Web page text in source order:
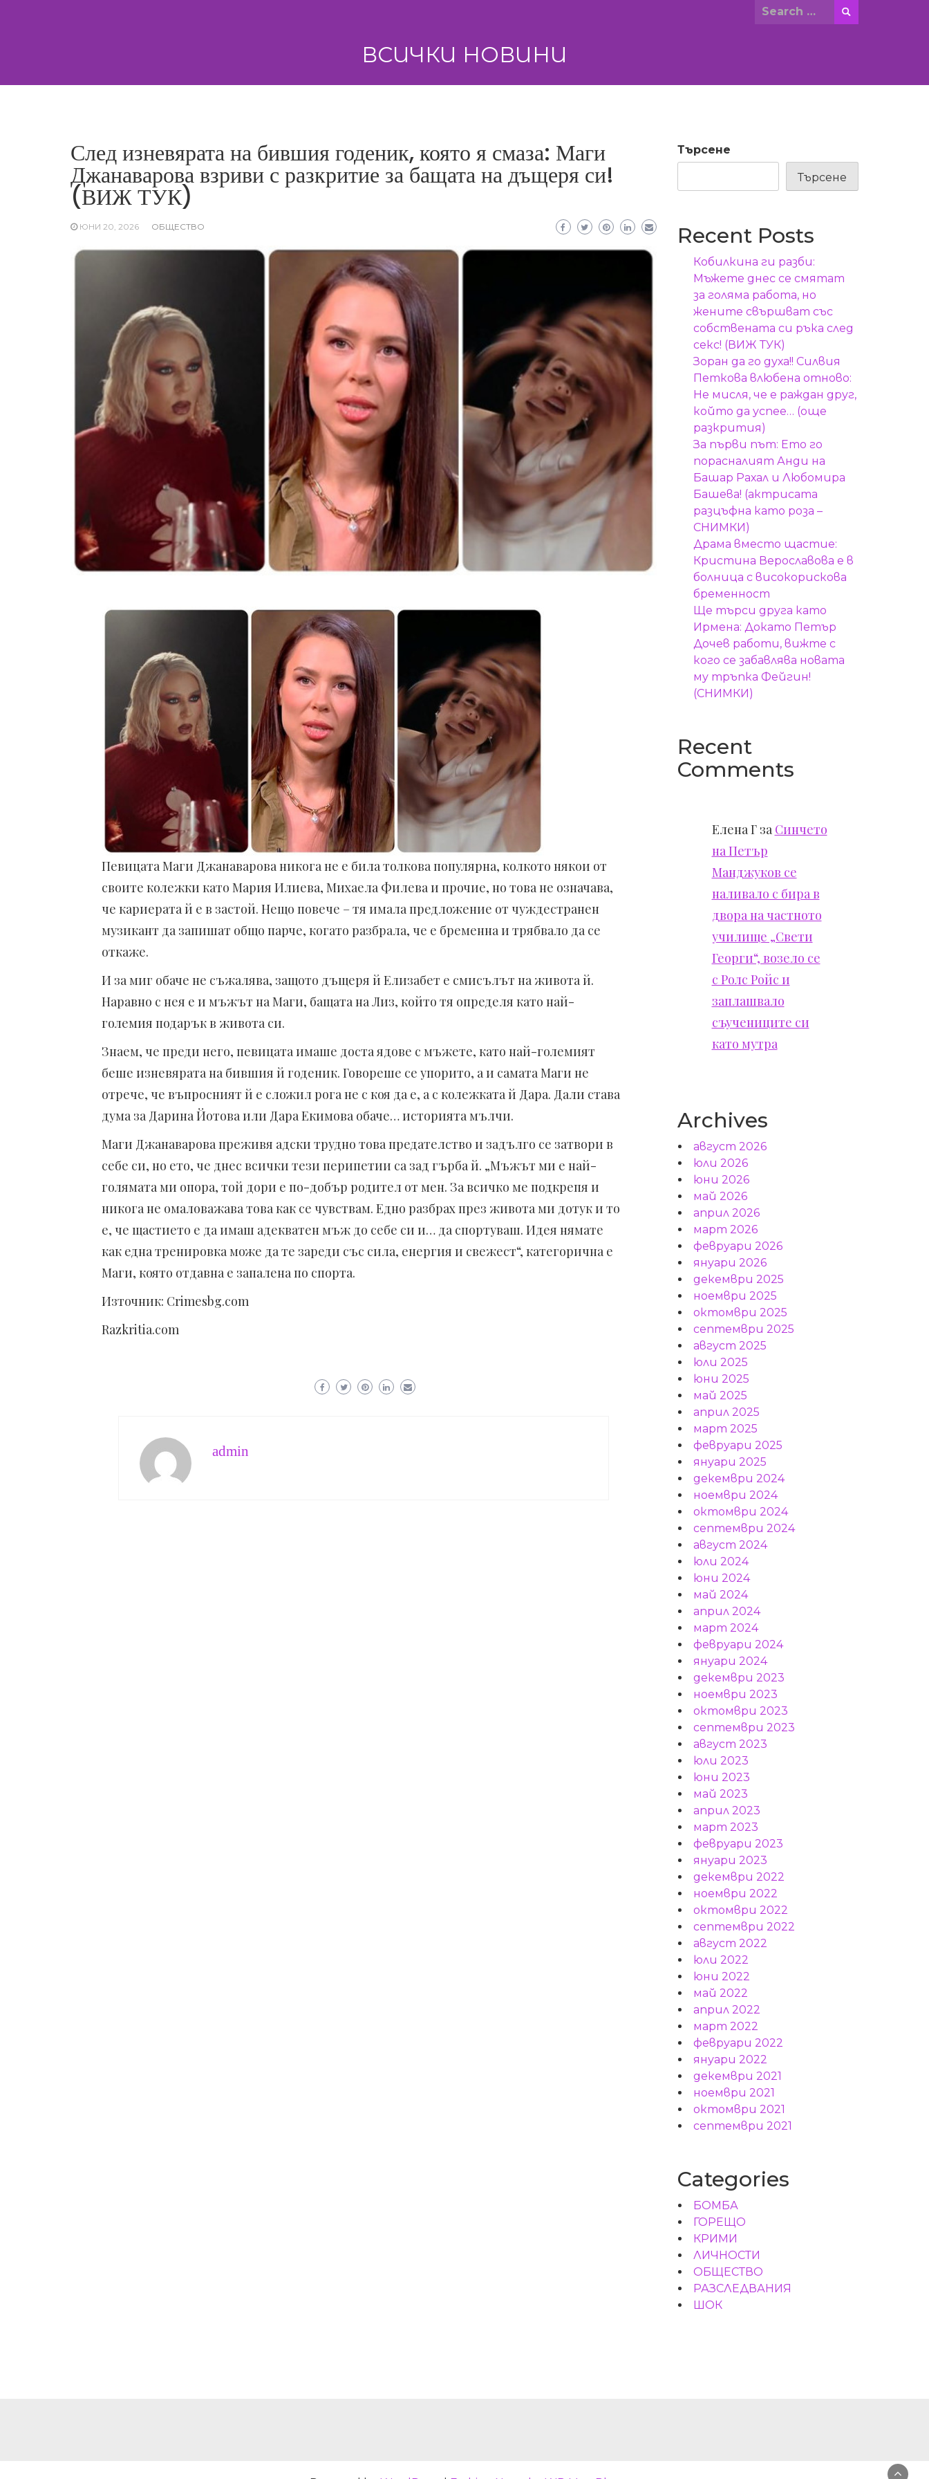
Search
ВСИЧКИ НОВИНИ
След изневярата на бившия годеник, която я смаза: Маги
Джанаварова взриви с разкритие за бащата на дъщеря си!
(ВИЖ ТУК)
ЮНИ 20, 2026 ОБЩЕСТВО
Певицата Маги Джанаварова никога не е била толкова популярна, колкото някои от
своите колежки като Мария Илиева, Михаела Филева и прочие, но това не означава,
че кариерата й е в застой. Нещо повече – тя имала предложение от чуждестранен
музикант да запишат общо парче, когато разбрала, че е бременна и трябвало да се
откаже.
И за миг обаче не съжалява, защото дъщеря й Елизабет е смисълът на живота й.
Наравно с нея е и мъжът на Маги, бащата на Лиз, който тя определя като най-
големия подарък в живота си.
Знаем, че преди него, певицата имаше доста ядове с мъжете, като най-големият
беше изневярата на бившия й годеник. Говореше се упорито, а и самата Маги не
отрече, че въпросният й е сложил рога не с коя да е, а с колежката й Дара. Дали става
дума за Дарина Йотова или Дара Екимова обаче… историята мълчи.
Маги Джанаварова преживя адски трудно това предателство и задълго се затвори в
себе си, но ето, че днес всички тези перипетии са зад гърба й. „Мъжът ми е най-
голямата ми опора, той дори е по-добър родител от мен. За всичко ме подкрепя и
никога не омаловажава това как се чувствам. Едно разбрах през живота ми дотук и то
е, че щастието е да имаш адекватен мъж до себе си и… да спортуваш. Идея нямате
как една тренировка може да те зареди със сила, енергия и свежест“, категорична е
Маги, която отдавна е запалена по спорта.
Източник: Crimesbg.com
Razkritia.com
admin
Търсене
Търсене
Recent Posts
Кобилкина ги разби:
Мъжете днес се смятат
за голяма работа, но
жените свършват със
собствената си ръка след
секс! (ВИЖ ТУК)
Зоран да го духа!! Силвия
Петкова влюбена отново:
Не мисля, че е раждан друг,
който да успее… (още
разкрития)
За първи път: Ето го
порасналият Анди на
Башар Рахал и Любомира
Башева! (актрисата
разцъфна като роза –
СНИМКИ)
Драма вместо щастие:
Кристина Верославова е в
болница с високорискова
бременност
Ще търси друга като
Ирмена: Докато Петър
Дочев работи, вижте с
кого се забавлява новата
му тръпка Фейгин!
(СНИМКИ)
Recent
Comments
Елена Гза Синчето
на Петър
Манджуков се
наливало с бира в
двора на частното
училище „Свети
Георги“, возело се
с Ролс Ройс и
заплашвало
съучениците си
като мутра
Archives
август 2026
юли 2026
юни 2026
май 2026
април 2026
март 2026
февруари 2026
януари 2026
декември 2025
ноември 2025
октомври 2025
септември 2025
август 2025
юли 2025
юни 2025
май 2025
април 2025
март 2025
февруари 2025
януари 2025
декември 2024
ноември 2024
октомври 2024
септември 2024
август 2024
юли 2024
юни 2024
май 2024
април 2024
март 2024
февруари 2024
януари 2024
декември 2023
ноември 2023
октомври 2023
септември 2023
август 2023
юли 2023
юни 2023
май 2023
април 2023
март 2023
февруари 2023
януари 2023
декември 2022
ноември 2022
октомври 2022
септември 2022
август 2022
юли 2022
юни 2022
май 2022
април 2022
март 2022
февруари 2022
януари 2022
декември 2021
ноември 2021
октомври 2021
септември 2021
Categories
БОМБА
ГОРЕЩО
КРИМИ
ЛИЧНОСТИ
ОБЩЕСТВО
РАЗСЛЕДВАНИЯ
ШОК